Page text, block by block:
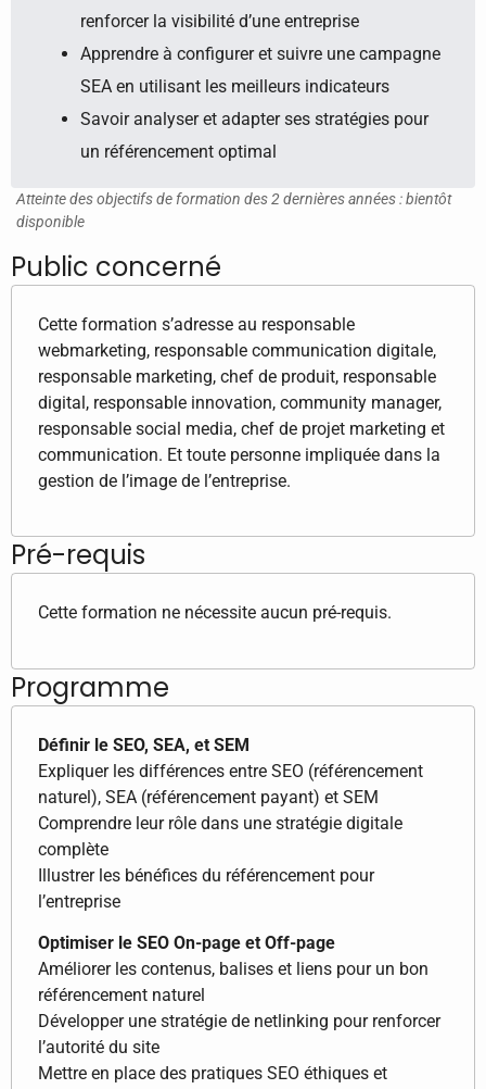
renforcer la visibilité d’une entreprise
Apprendre à configurer et suivre une campagne
SEA en utilisant les meilleurs indicateurs
Savoir analyser et adapter ses stratégies pour
un référencement optimal
Atteinte des objectifs de formation des 2 dernières années : bientôt
disponible
Public concerné
Cette formation s’adresse au responsable
webmarketing, responsable communication digitale,
responsable marketing, chef de produit, responsable
digital, responsable innovation, community manager,
responsable social media, chef de projet marketing et
communication. Et toute personne impliquée dans la
gestion de l’image de l’entreprise.
Pré-requis
Cette formation ne nécessite aucun pré-requis.
Programme
Définir le SEO, SEA, et SEM
Expliquer les différences entre SEO (référencement
naturel), SEA (référencement payant) et SEM
Comprendre leur rôle dans une stratégie digitale
complète
Illustrer les bénéfices du référencement pour
l’entreprise
Optimiser le SEO On-page et Off-page
Améliorer les contenus, balises et liens pour un bon
référencement naturel
Développer une stratégie de netlinking pour renforcer
l’autorité du site
Mettre en place des pratiques SEO éthiques et